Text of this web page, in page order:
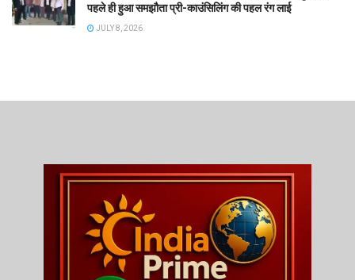
पहले ही हुआ समझौता प्री-काउंसिलिंग की पहल रंग लाई
JULY 8, 2026